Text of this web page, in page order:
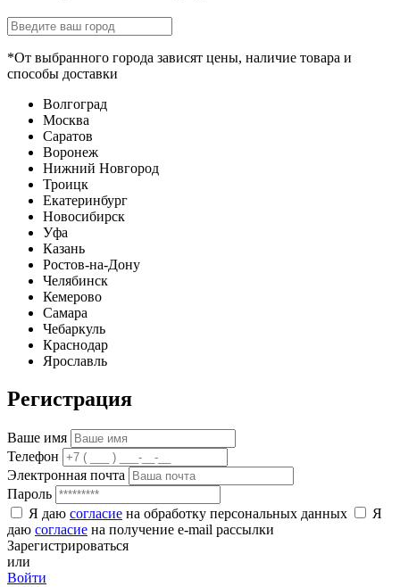
*От выбранного города зависят цены, наличие товара и
способы доставки
Волгоград
Москва
Саратов
Воронеж
Нижний Новгород
Троицк
Екатеринбург
Новосибирск
Уфа
Казань
Ростов-на-Дону
Челябинск
Кемерово
Самара
Чебаркуль
Краснодар
Ярославль
Регистрация
Ваше имя
Телефон
Электронная почта
Пароль
Я даю согласие на обработку персональных данных
Я
даю согласие на получение e-mail рассылки
Зарегистрироваться
или
Войти